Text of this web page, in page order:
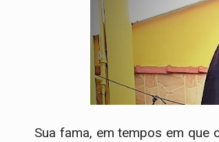
Sua fama, em tempos em que